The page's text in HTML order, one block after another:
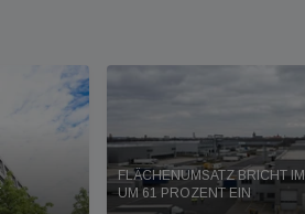
FLÄCHENUMSATZ BRICHT
UM 61 PROZENT EIN